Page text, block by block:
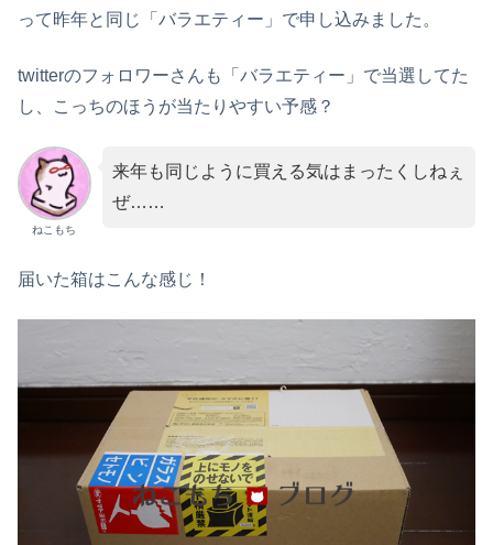
って昨年と同じ「バラエティー」で申し込みました。
twitterのフォロワーさんも「バラエティー」で当選してた
し、こっちのほうが当たりやすい予感？
ねこもち
来年も同じように買える気はまったくしねぇ
ぜ……
届いた箱はこんな感じ！